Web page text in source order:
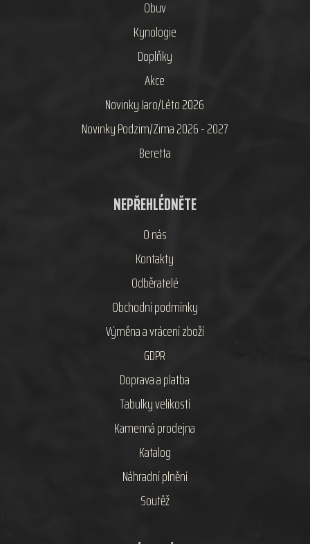
Obuv
Kynologie
Doplňky
Akce
Novinky Jaro/Léto 2026
Novinky Podzim/Zima 2026 - 2027
Beretta
NEPŘEHLÉDNĚTE
O nás
Kontakty
Odběratelé
Obchodní podmínky
Výměna a vrácení zboží
GDPR
Doprava a platba
Tabulky velikostí
Kamenná prodejna
Katalog
Náhradní plnění
Soutěž